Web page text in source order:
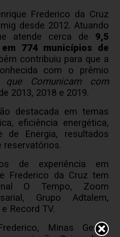
Frederico da Cruz
desde 2012. Atuando
atende cerca de 9,5
774 municípios de
contribuiu para que a
com o prêmio
que Comunicam com
2013, 2018 e 2019.
destacada em temas
eficiência energética,
de Energia, resultados
reservatórios.
de experiência em
Frederico da Cruz tem
O Tempo, Zoom
Grupo Adtalem,
Record TV.
Minas Gerais